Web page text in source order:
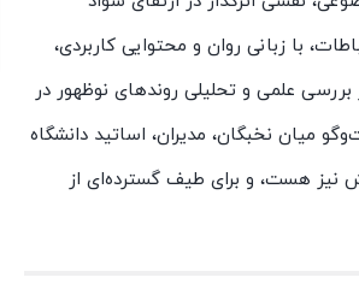
با زبانی روان و محتوایی کاربردی،
علمی و تحلیلی روندهای نوظهور در
میان نخبگان، مدیران، اساتید دانشگاه
نیز هست، و برای طیف گسترده‌ای از